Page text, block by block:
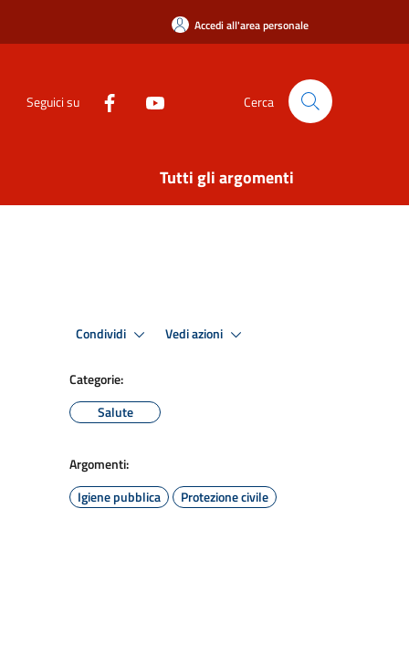
Accedi all'area personale
Seguici su Cerca
Tutti gli argomenti
Condividi Vedi azioni
Categorie:
Salute
Argomenti:
Igiene pubblica
Protezione civile